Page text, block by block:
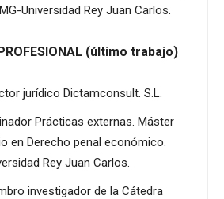
Universidad Rey Juan Carlos.
(último trabajo)
jurídico Dictamconsult. S.L.
Prácticas externas. Máster
en Derecho penal económico.
Rey Juan Carlos.
investigador de la Cátedra